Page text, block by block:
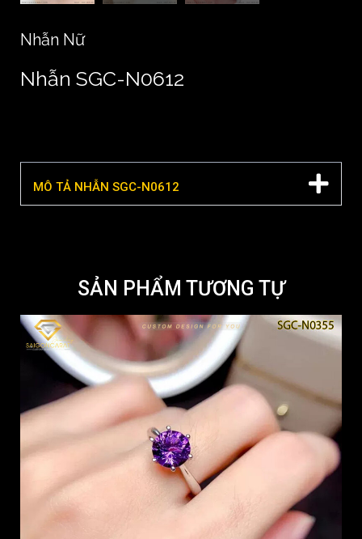
Nhẫn Nữ
Nhẫn SGC-N0612
MÔ TẢ NHẪN SGC-N0612
SẢN PHẨM TƯƠNG TỰ